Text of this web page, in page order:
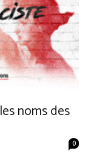
noms des
0